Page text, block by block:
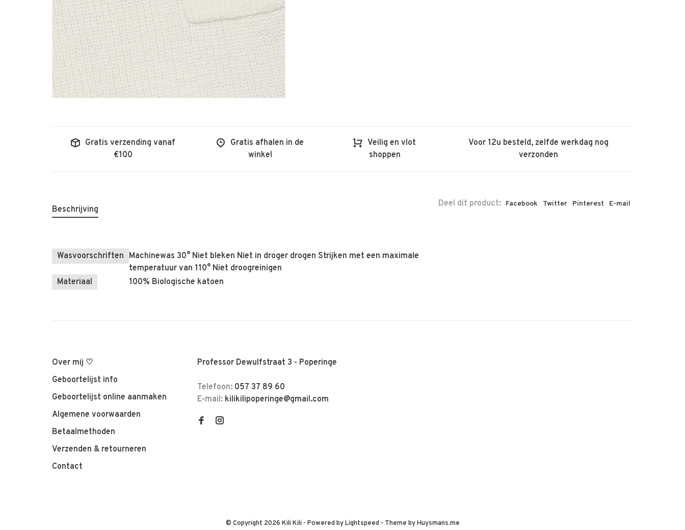
Gratis verzending vanaf
€100
Gratis afhalen in de
winkel
Veilig en vlot
shoppen
Voor 12u besteld, zelfde werkdag nog
verzonden
Deel dit product: Facebook Twitter Pinterest E-mail
Beschrijving
Wasvoorschriften Machinewas 30° Niet bleken Niet in droger drogen Strijken met een maximale
temperatuur van 110° Niet droogreinigen
Materiaal
100% Biologische katoen
Over mij ♡
Geboortelijst info
Geboortelijst online aanmaken
Algemene voorwaarden
Betaalmethoden
Verzenden & retourneren
Contact
Professor Dewulfstraat 3 - Poperinge
Telefoon: 057 37 89 60
E-mail: kilikilipoperinge@gmail.com
© Copyright 2026 Kili Kili - Powered byLightspeed- Theme byHuysmans.me